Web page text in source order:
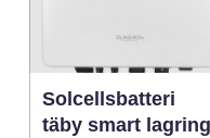
Solcellsbatteri
täby smart lagring